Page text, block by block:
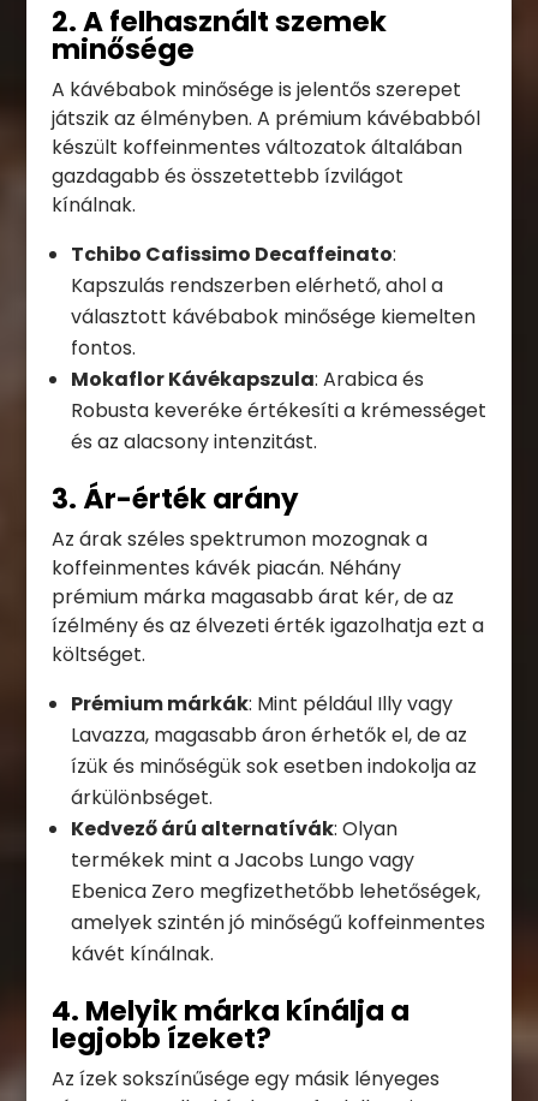
2. A felhasznált szemek
minősége
A kávébabok minősége is jelentős szerepet
játszik az élményben. A prémium kávébabból
készült koffeinmentes változatok általában
gazdagabb és összetettebb ízvilágot
kínálnak.
Tchibo Cafissimo Decaffeinato:
Kapszulás rendszerben elérhető, ahol a
választott kávébabok minősége kiemelten
fontos.
Mokaflor Kávékapszula: Arabica és
Robusta keveréke értékesíti a krémességet
és az alacsony intenzitást.
3. Ár-érték arány
Az árak széles spektrumon mozognak a
koffeinmentes kávék piacán. Néhány
prémium márka magasabb árat kér, de az
ízélmény és az élvezeti érték igazolhatja ezt a
költséget.
Prémium márkák: Mint például Illy vagy
Lavazza, magasabb áron érhetők el, de az
ízük és minőségük sok esetben indokolja az
árkülönbséget.
Kedvező árú alternatívák: Olyan
termékek mint a Jacobs Lungo vagy
Ebenica Zero megfizethetőbb lehetőségek,
amelyek szintén jó minőségű koffeinmentes
kávét kínálnak.
4. Melyik márka kínálja a
legjobb ízeket?
Az ízek sokszínűsége egy másik lényeges